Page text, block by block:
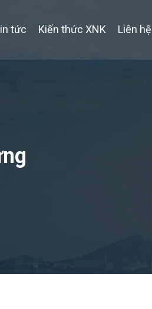
tức Kiến thức XNK Liên hệ